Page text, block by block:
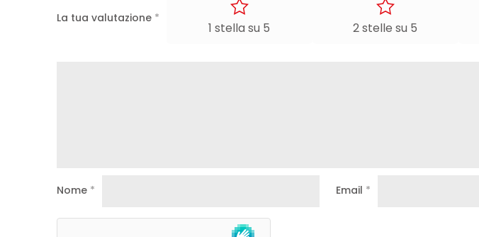
La tua valutazione *
1 stella su 5 2 stelle su 5
Nome * Email *